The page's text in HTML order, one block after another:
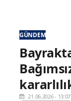
GÜNDEM
21.06.2026 - 13:07